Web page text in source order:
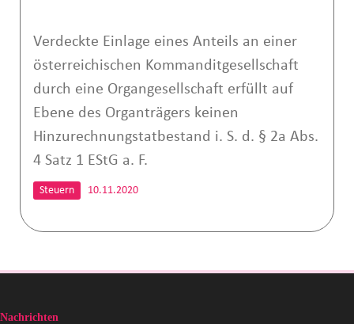
Verdeckte Einlage eines Anteils an einer
österreichischen Kommanditgesellschaft
durch eine Organgesellschaft erfüllt auf
Ebene des Organträgers keinen
Hinzurechnungstatbestand i. S. d. § 2a Abs.
4 Satz 1 EStG a. F.
Steuern 10.11.2020
Nachrichten